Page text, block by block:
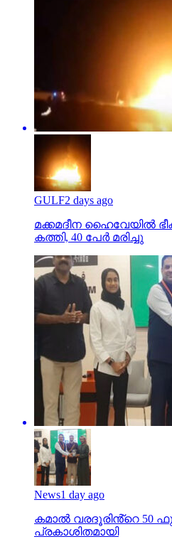
GULF2 days ago
മക്കമദീന ഹൈവേയില്‍
കത്തി, 40 പേര്‍ മരിച്ചു
News1 day ago
കമാൽ വരദൂരിൻ്റെ
പ്രകാശിതമായി